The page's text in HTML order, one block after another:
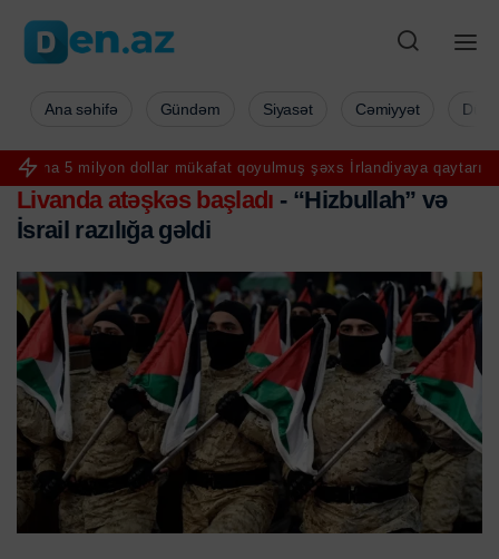
5 milyon dollar mükafat qoyulmuş şəxs İrlandiyaya qaytarılır
Ana səhifə Gündəm Siyasət Cəmiyyət
Livanda atəşkəs başladı - “Hizbullah” və
İsrail razılığa gəldi